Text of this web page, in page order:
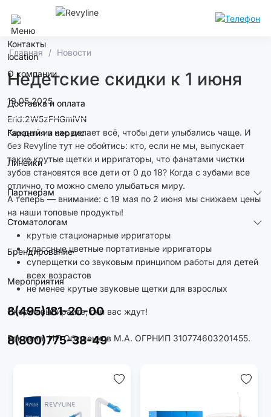
Контакты
О компании
Доставка и оплата
Гарантия и сервис
Линейки
Партнерам
Стоматологам
Брендирование
Мероприятия
8(495)181-20-00
8(800)775-38-49
Главная Новости
Недетские скидки к 1 июня
19.05.2025
Erid:2W5zFHGmiVN
Каждый из нас делает всё, чтобы дети улыбались чаще. И
без Revyline тут не обойтись: кто, если не мы, выпускает
такие крутые щетки и ирригаторы, что фанатами чистки
зубов становятся все дети от 0 до 18? Когда с зубами все
отлично, то можно смело улыбаться миру.
А теперь — внимание: с 19 мая по 2 июня мы снижаем цены
на наши топовые продукты!
крутые стационарные ирригаторы
классные цветные портативные ирригаторы
суперщетки со звуковым принципом работы для детей
всех возрастов
не менее крутые звуковые щетки для взрослых
Скорее выбирайте, они вас ждут!
Реклама. ИП Обушенков М.А. ОГРНИП 310774603201455.